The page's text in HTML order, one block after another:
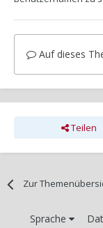
Auf dieses
Teilen
Zur
Sprache